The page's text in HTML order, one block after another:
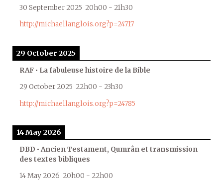
30 September 2025 20h00 - 21h30
http://michaellanglois.org?p=24717
29 October 2025
RAF • La fabuleuse histoire de la Bible
29 October 2025 22h00 - 23h30
http://michaellanglois.org?p=24785
14 May 2026
DBD • Ancien Testament, Qumrân et transmission
des textes bibliques
14 May 2026 20h00 - 22h00